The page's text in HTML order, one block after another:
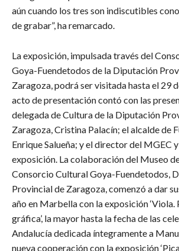
aún cuando los tres son indiscutibles
de grabar”, ha remarcado.
La exposición, impulsada través del
Goya-Fuendetodos de la Diputación
Zaragoza, podrá ser visitada hasta el 29
acto de presentación contó con las
delegada de Cultura de la Diputación
Zaragoza, Cristina Palacín; el alcalde de
Enrique Salueña; y el director del MGEC
exposición. La colaboración del Museo
Consorcio Cultural Goya-Fuendetodos,
Provincial de Zaragoza, comenzó a dar
año en Marbella con la exposición
gráfica’, la mayor hasta la fecha de las
Andalucía dedicada íntegramente a
nueva cooperación con la exposición